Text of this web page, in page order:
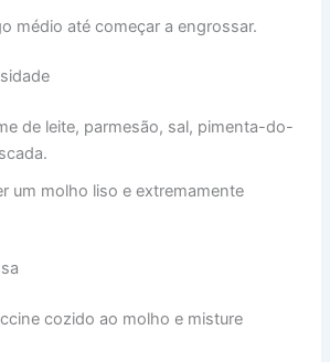
médio até começar a engrossar.
de leite, parmesão, sal, pimenta-do-
um molho liso e extremamente
cozido ao molho e misture